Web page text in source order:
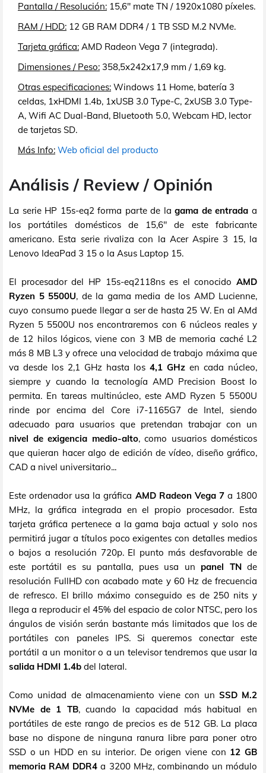
Pantalla / Resolución: 15,6" mate TN / 1920x1080 píxeles.
RAM / HDD: 12 GB RAM DDR4 / 1 TB SSD M.2 NVMe.
Tarjeta gráfica: AMD Radeon Vega 7 (integrada).
Dimensiones / Peso: 358,5x242x17,9 mm / 1,69 kg.
Otras especificaciones: Windows 11 Home, batería 3
celdas, 1xHDMI 1.4b, 1xUSB 3.0 Type-C, 2xUSB 3.0 Type-
A, Wifi AC Dual-Band, Bluetooth 5.0, Webcam HD, lector
de tarjetas SD.
Más Info: Web oficial del producto
Análisis / Review / Opinión
La serie HP 15s-eq2 forma parte de lagama de entrada a
los portátiles domésticos de 15,6" de este fabricante
americano. Esta serie rivaliza con la Acer Aspire 3 15, la
Lenovo IdeaPad 3 15 o la Asus Laptop 15.
El procesador del HP 15s-eq2118ns es el conocido AMD
Ryzen 5 5500U, de la gama media de los AMD Lucienne,
cuyo consumo puede llegar a ser de hasta 25 W. En al AMd
Ryzen 5 5500U nos encontraremos con 6 núcleos reales y
de 12 hilos lógicos, viene con 3 MB de memoria caché L2
más 8 MB L3 y ofrece una velocidad de trabajo máxima que
va desde los 2,1 GHz hasta los 4,1 GHz en cada núcleo,
siempre y cuando la tecnología AMD Precision Boost lo
permita. En tareas multinúcleo, este AMD Ryzen 5 5500U
rinde por encima del Core i7-1165G7 de Intel, siendo
adecuado para usuarios que pretendan trabajar con un
nivel de exigencia medio-alto, como usuarios domésticos
que quieran hacer algo de edición de vídeo, diseño gráfico,
CAD a nivel universitario...
Este ordenador usa la gráfica AMD Radeon Vega 7a 1800
MHz, la gráfica integrada en el propio procesador. Esta
tarjeta gráfica pertenece a la gama baja actual y solo nos
permitirá jugar a títulos poco exigentes con detalles medios
o bajos a resolución 720p. El punto más desfavorable de
este portátil es su pantalla, pues usa un panel TNde
resolución FullHD con acabado mate y 60 Hz de frecuencia
de refresco. El brillo máximo conseguido es de 250 nits y
llega a reproducir el 45% del espacio de color NTSC, pero los
ángulos de visión serán bastante más limitados que los de
portátiles con paneles IPS. Si queremos conectar este
portátil a un monitor o a un televisor tendremos que usar la
salida HDMI 1.4b del lateral.
Como unidad de almacenamiento viene con un SSD M.2
NVMe de 1 TB, cuando la capacidad más habitual en
portátiles de este rango de precios es de 512 GB. La placa
base no dispone de ninguna ranura libre para poner otro
SSD o un HDD en su interior. De origen viene con 12 GB
memoria RAM DDR4 a 3200 MHz, combinando un módulo